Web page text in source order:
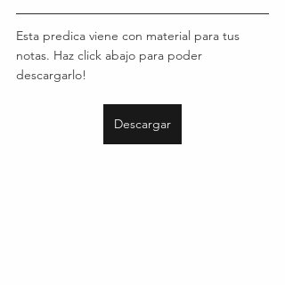
Esta predica viene con material para tus
notas. Haz click abajo para poder
descargarlo!
Descargar